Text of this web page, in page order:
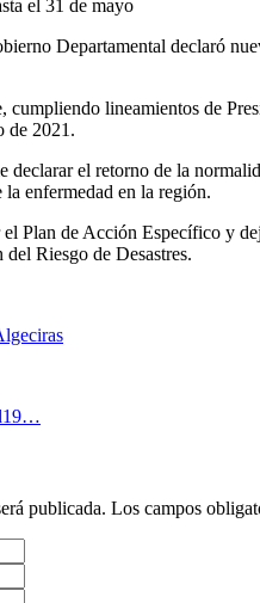
Departamental declaró
lineamientos de
de 2021.
declarar el retorno de la
enfermedad en la región.
Plan de Acción Específico y
Riesgo de Desastres.
publicada. Los campos